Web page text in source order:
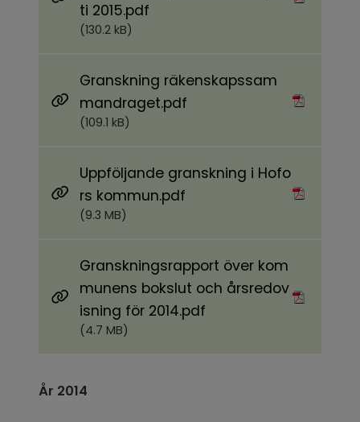
ti 2015.pdf
(130.2 kB)
Granskning räkenskapssam
mandraget.pdf
(109.1 kB)
Uppföljande granskning i Hofo
rs kommun.pdf
(9.3 MB)
Granskningsrapport över kom
munens bokslut och årsredov
isning för 2014.pdf
(4.7 MB)
År 2014​